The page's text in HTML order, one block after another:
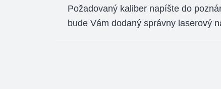
Požadovaný kaliber napíšte do
bude Vám dodaný správny laserový